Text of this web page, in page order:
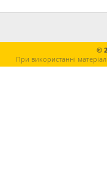
©
При використанні